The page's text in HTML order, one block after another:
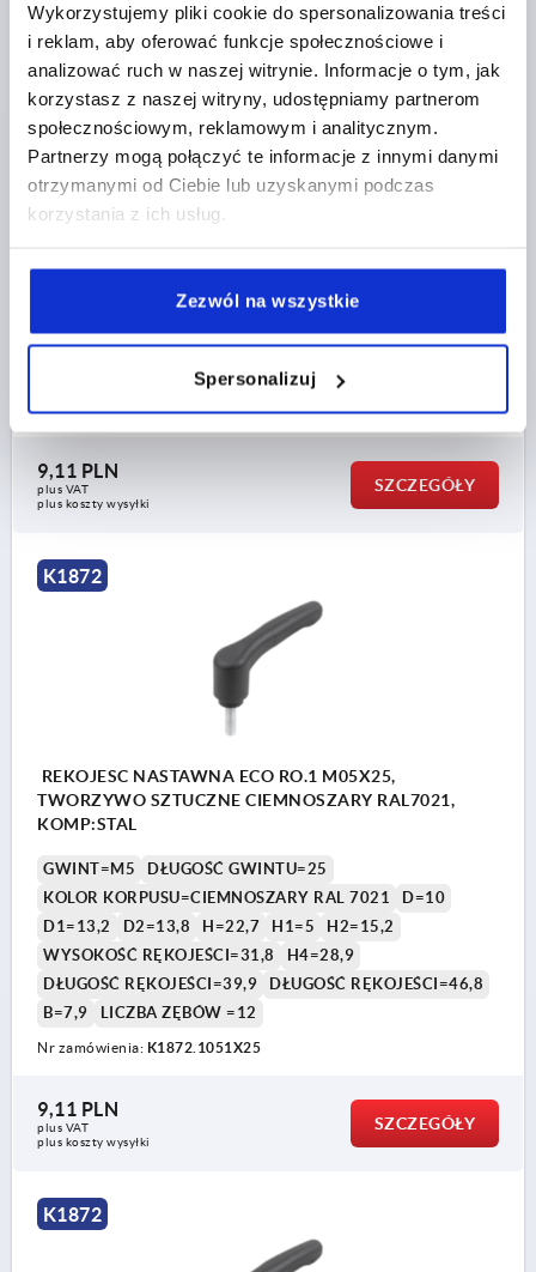
Wykorzystujemy pliki cookie do spersonalizowania treści
i reklam, aby oferować funkcje społecznościowe i
analizować ruch w naszej witrynie. Informacje o tym, jak
korzystasz z naszej witryny, udostępniamy partnerom
społecznościowym, reklamowym i analitycznym.
Partnerzy mogą połączyć te informacje z innymi danymi
otrzymanymi od Ciebie lub uzyskanymi podczas
korzystania z ich usług.
Zezwól na wszystkie
Spersonalizuj
REKOJESC NASTAWNA ECO RO.1 M05X20,
TWORZYWO SZTUCZNE CIEMNOSZARY RAL7021,
KOMP:STAL
H4=28,9
DŁUGOŚĆ RĘKOJEŚCI=39,9
DŁUGOŚĆ RĘKOJEŚCI=46,8
LICZBA ZĘBÓW =12
Nr zamówienia:K1872.1051X20
9,11 PLN
plus VAT
plus koszty wysyłki
SZCZEGÓŁY
K1872
REKOJESC NASTAWNA ECO RO.1 M05X25,
TWORZYWO SZTUCZNE CIEMNOSZARY RAL7021,
KOMP:STAL
GWINT=M5
DŁUGOŚĆ GWINTU=25
KOLOR KORPUSU=CIEMNOSZARY RAL 7021
D=10
D1=13,2
D2=13,8 H=22,7 H1=5
H2=15,2
WYSOKOŚĆ RĘKOJEŚCI=31,8
H4=28,9
DŁUGOŚĆ RĘKOJEŚCI=39,9
DŁUGOŚĆ RĘKOJEŚCI=46,8
B=7,9
LICZBA ZĘBÓW =12
Nr zamówienia: K1872.1051X25
9,11 PLN
plus VAT
plus koszty wysyłki
SZCZEGÓŁY
K1872